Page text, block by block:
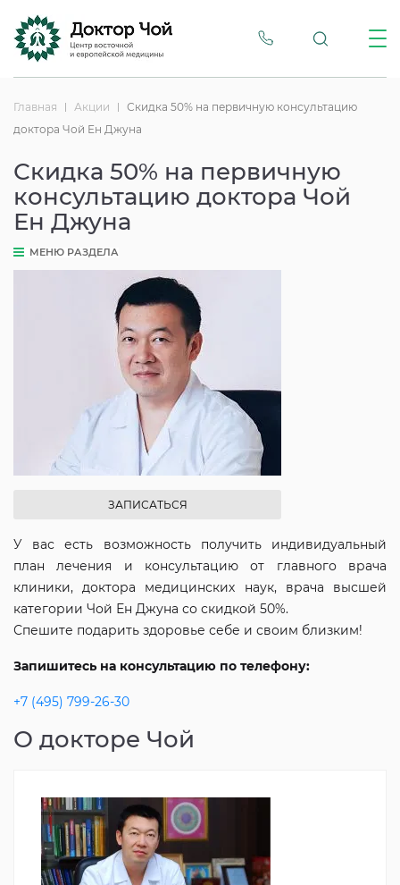
Главная Акции
Скидка 50% на первичную консультацию
доктора Чой Ен Джуна
Скидка 50% на первичную
консультацию доктора Чой
Ен Джуна
МЕНЮ РАЗДЕЛА
ЗАПИСАТЬСЯ
У вас есть возможность получить индивидуальный
план лечения и консультацию от главного врача
клиники, доктора медицинских наук, врача высшей
категории Чой Ен Джуна со скидкой 50%.
Спешите подарить здоровье себе и своим близким!
Запишитесь на консультацию по телефону:
+7 (495) 799-26-30
О докторе Чой